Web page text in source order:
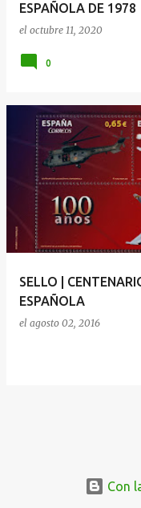
ESPAÑOLA DE 1978
el octubre 11, 2020
0
SELLO |
ESPAÑOLA
el agosto 02, 2016
Con